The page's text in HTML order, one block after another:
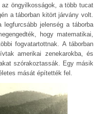
öngyilkosságok, a több tucat
a táborban kitört járvány volt.
jelenség a táborba
hogy matematikai,
fogvatartottnak. A táborban
amerikai zenekarokba, és
szórakoztassák. Egy másik
mását építették fel.